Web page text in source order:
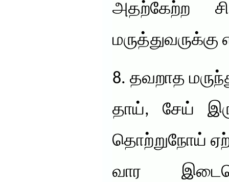
அதற்கேற்ற
மருத்துவருக்கு
8. தவறாத
தாய், சேய்
தொற்றுநோய்
வார